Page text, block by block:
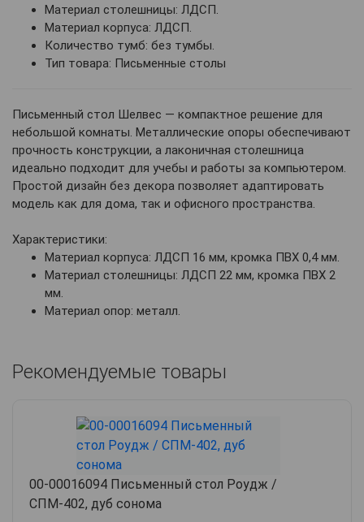
Материал столешницы: ЛДСП.
Материал корпуса: ЛДСП.
Количество тумб: без тумбы.
Тип товара: Письменные столы
Письменный стол Шелвес — компактное решение для
небольшой комнаты. Металлические опоры обеспечивают
прочность конструкции, а лаконичная столешница
идеально подходит для учебы и работы за компьютером.
Простой дизайн без декора позволяет адаптировать
модель как для дома, так и офисного пространства.
Характеристики:
Материал корпуса: ЛДСП 16 мм, кромка ПВХ 0,4 мм.
Материал столешницы: ЛДСП 22 мм, кромка ПВХ 2
мм.
Материал опор: металл.
Рекомендуемые товары
00-00016094 Письменный стол Роудж /
СПМ-402, дуб сонома